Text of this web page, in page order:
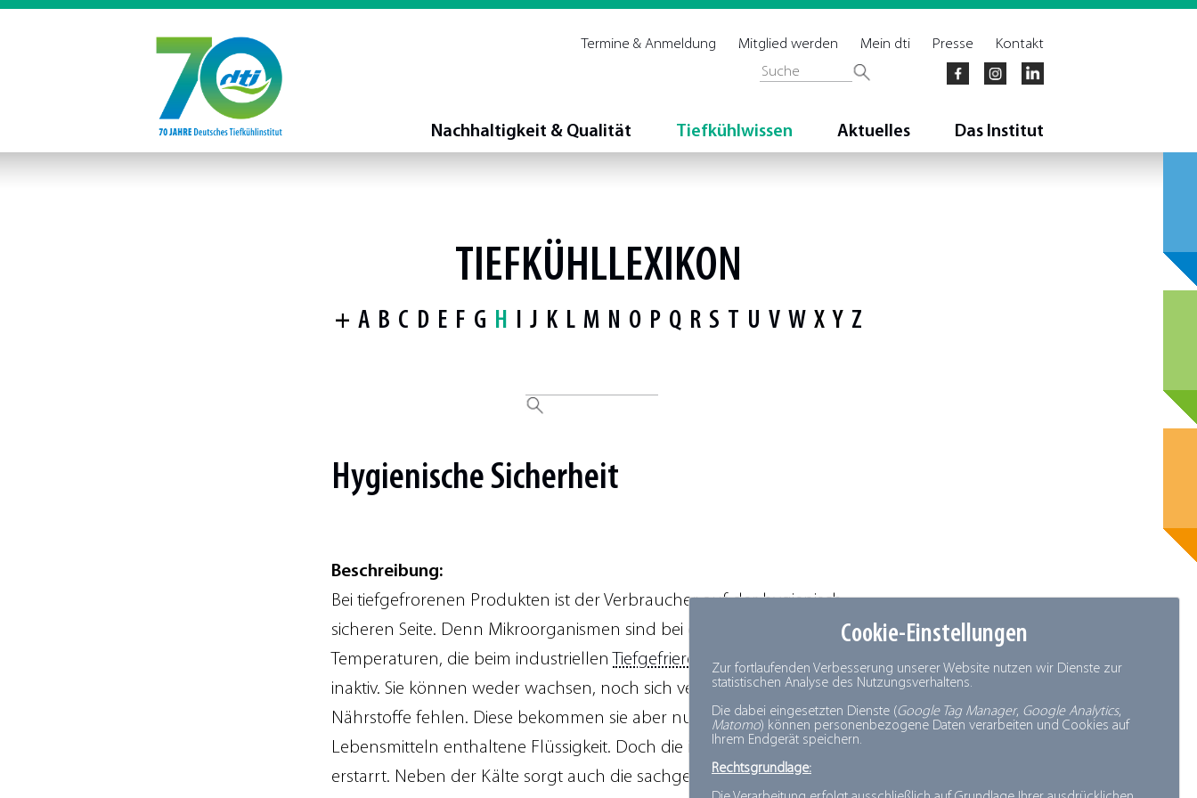
Cookie-Einstellungen
Zur fortlaufenden Verbesserung unserer Website nutzen wir Dienste zur
statistischen Analyse des Nutzungsverhaltens.
Die dabei eingesetzten Dienste (Google Tag Manager, Google Analytics,
Matomo) können personenbezogene Daten verarbeiten und Cookies auf
Ihrem Endgerät speichern.
Rechtsgrundlage:
Kontakt
Presse
Mein dti
Mitglied werden
Termine & Anmeldung
Nachhaltigkeit & Qualität Tiefkühlwissen Aktuelles Das Institut
TIEFKÜHLLEXIKON
+ A B C D E F G H I J K L M N O P Q R S T U V W X Y Z
HygienischeSicherheit
Beschreibung:
Bei tiefgefrorenen Produkten ist der Verbraucher auf der hygienisch
sicheren Seite. Denn Mikroorganismen sind bei den tiefkalten
Temperaturen, die beim industriellenTiefgefrieren
eingesetzt werden,
inaktiv. Sie können weder wachsen, noch sich vermehren, da
Nährstoffe fehlen. Diese bekommen sie aber nur über die in den
Lebensmitteln enthaltene Flüssigkeit. Doch die ist zu Eiskristallen
erstarrt. Neben der Kälte sorgt auch die sachgerechte Verpackung für